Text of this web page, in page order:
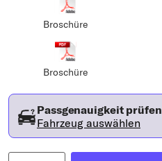
Broschüre
Broschüre
Passgenauigkeit prüfen
Fahrzeug auswählen